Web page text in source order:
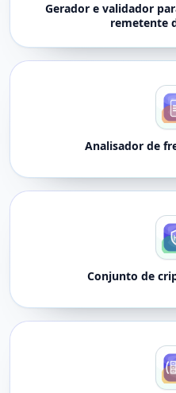
Gerador e validador
remetente
Analisador de
Conjunto de